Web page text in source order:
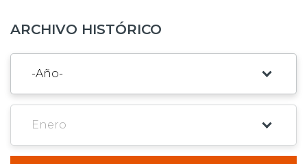
ARCHIVO HISTÓRICO